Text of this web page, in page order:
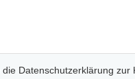
die Datenschutzerklärung zur